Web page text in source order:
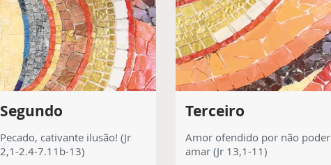
Segundo
Pecado, cativante ilusão! (Jr
2,1-2.4-7.11b-13)
Terceiro
Amor ofendido por não poder
amar (Jr 13,1-11)